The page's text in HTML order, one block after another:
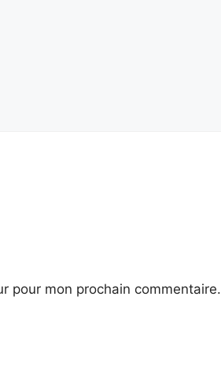
pour mon prochain commentaire.